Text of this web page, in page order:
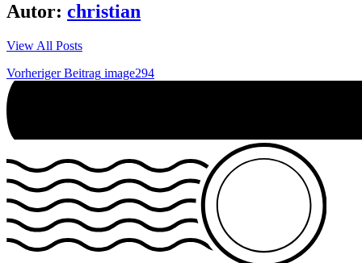
Autor: christian
View All Posts
Beitrags-
Navigation
Vorheriger Beitrag image294